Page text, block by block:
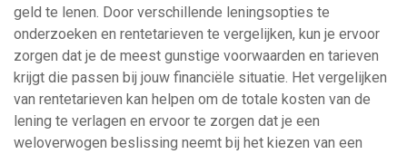
geld te lenen. Door verschillende leningsopties te
onderzoeken en rentetarieven te vergelijken, kun je ervoor
zorgen dat je de meest gunstige voorwaarden en tarieven
krijgt die passen bij jouw financiële situatie. Het vergelijken
van rentetarieven kan helpen om de totale kosten van de
lening te verlagen en ervoor te zorgen dat je een
weloverwogen beslissing neemt bij het kiezen van een